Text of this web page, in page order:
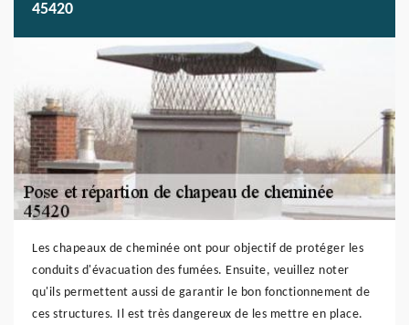
45420
Les chapeaux de cheminée ont pour objectif de protéger les
conduits d'évacuation des fumées. Ensuite, veuillez noter
qu'ils permettent aussi de garantir le bon fonctionnement de
ces structures. Il est très dangereux de les mettre en place.